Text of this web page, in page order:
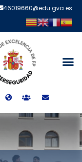
46019660@edu.gva.es